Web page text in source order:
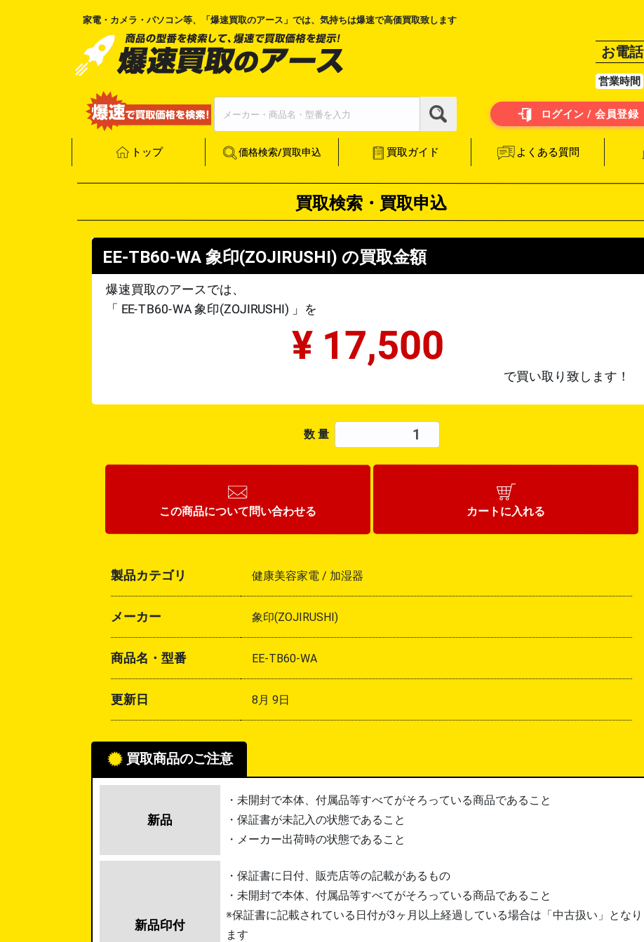
家電・カメラ・パソコン等、「 爆速買取のアース 」では、気持ちは爆速で高価買取致します
お電話
営業時間
ログイン / 会員登録
トップ 価格検索/買取申込 買取ガイド よくある質問
買取検索・買取申込
EE-TB60-WA 象印(ZOJIRUSHI) の買取金額
爆速買取のアースでは、
「 EE-TB60-WA象印(ZOJIRUSHI) 」を
¥ 17,500
で買い取り致します！
数 量
この商品について問い合わせる カートに入れる
製品カテゴリ 健康美容家電 / 加湿器
メーカー 象印(ZOJIRUSHI)
商品名・型番 EE-TB60-WA
更新日 8月 9日
買取商品のご注意
新品
・未開封で本体、付属品等すべてがそろっている商品であること
・保証書が未記入の状態であること
・メーカー出荷時の状態であること
新品印付
・保証書に日付、販売店等の記載があるもの
・未開封で本体、付属品等すべてがそろっている商品であること
※保証書に記載されている日付が3ヶ月以上経過している場合は「中古扱い」となり
ます